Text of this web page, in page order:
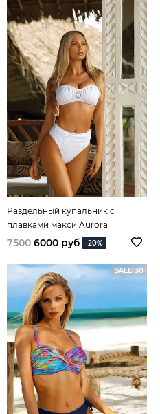
Раздельный купальник с
плавками макси Aurora
7500 6000 руб -20%
SALE 30